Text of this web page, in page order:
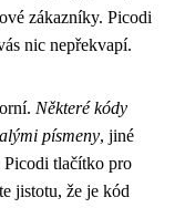
zákazníky. Picodi
nic nepřekvapí.
Některé kódy
písmeny, jiné
Picodi tlačítko pro
jistotu, že je kód